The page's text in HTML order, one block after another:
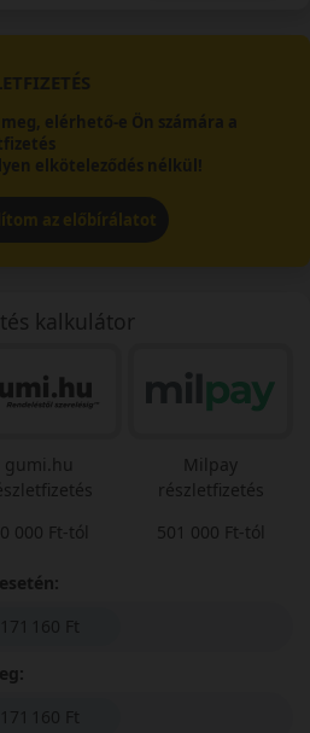
meg, elérhető-e Ön számára a
elköteleződés nélkül!
az előbírálatot
kalkulátor
gumi.hu
000 Ft-tól
Milpay
részletfizetés
501 000 Ft-tól
171 160 Ft
171 160 Ft